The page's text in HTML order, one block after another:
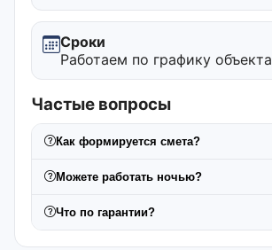
Сроки
Работаем по графику объекта
Частые вопросы
Как формируется смета?
Можете работать ночью?
Что по гарантии?